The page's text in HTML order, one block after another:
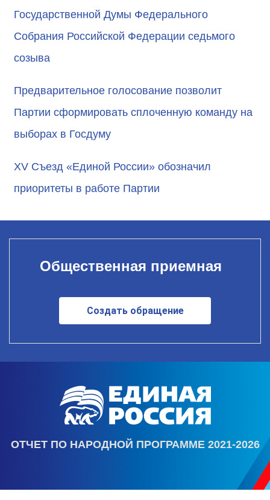
Государственной Думы Федерального
Собрания Российской Федерации седьмого
созыва
Предварительное голосование позволит
Партии сформировать сплоченную команду на
выборах в Госдуму
XV Съезд «Единой России» обозначил
приоритеты в работе Партии
Общественная приемная
Создать обращение
ОТЧЕТ ПО НАРОДНОЙ ПРОГРАММЕ 2021-2026